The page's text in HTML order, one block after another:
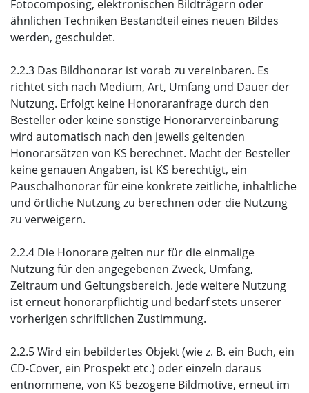
Fotocomposing, elektronischen Bildträgern oder
ähnlichen Techniken Bestandteil eines neuen Bildes
werden, geschuldet.
2.2.3 Das Bildhonorar ist vorab zu vereinbaren. Es
richtet sich nach Medium, Art, Umfang und Dauer der
Nutzung. Erfolgt keine Honoraranfrage durch den
Besteller oder keine sonstige Honorarvereinbarung
wird automatisch nach den jeweils geltenden
Honorarsätzen von KS berechnet. Macht der Besteller
keine genauen Angaben, ist KS berechtigt, ein
Pauschalhonorar für eine konkrete zeitliche, inhaltliche
und örtliche Nutzung zu berechnen oder die Nutzung
zu verweigern.
2.2.4 Die Honorare gelten nur für die einmalige
Nutzung für den angegebenen Zweck, Umfang,
Zeitraum und Geltungsbereich. Jede weitere Nutzung
ist erneut honorarpflichtig und bedarf stets unserer
vorherigen schriftlichen Zustimmung.
2.2.5 Wird ein bebildertes Objekt (wie z. B. ein Buch, ein
CD-Cover, ein Prospekt etc.) oder einzeln daraus
entnommene, von KS bezogene Bildmotive, erneut im